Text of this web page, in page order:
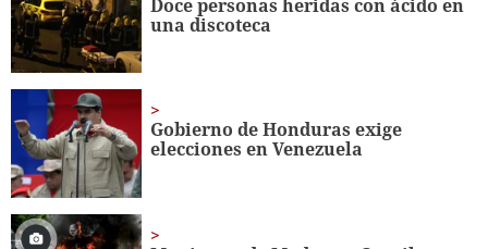
Doce personas heridas con ácido en
una discoteca
Gobierno de Honduras exige
elecciones en Venezuela